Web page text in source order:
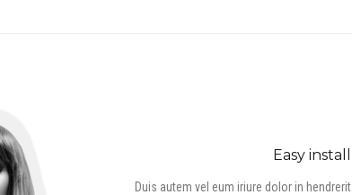
Easy install
Duis autem vel eum iriure dolor in hendrerit